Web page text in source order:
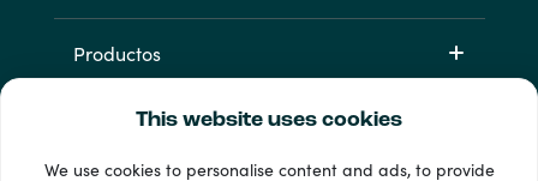
This website uses cookies
We use cookies to personalise content and ads, to provide
Productos